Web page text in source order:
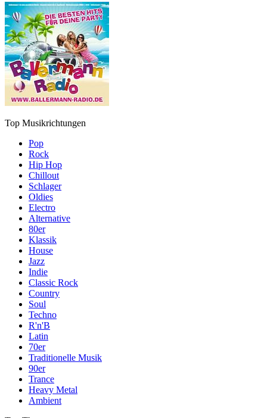
Top Musikrichtungen
Pop
Rock
Hip Hop
Chillout
Schlager
Oldies
Electro
Alternative
80er
Klassik
House
Jazz
Indie
Classic Rock
Country
Soul
Techno
R'n'B
Latin
70er
Traditionelle Musik
90er
Trance
Heavy Metal
Ambient